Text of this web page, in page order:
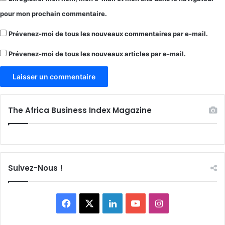
pour mon prochain commentaire.
Prévenez-moi de tous les nouveaux commentaires par e-mail.
Prévenez-moi de tous les nouveaux articles par e-mail.
The Africa Business Index Magazine
Suivez-Nous !
Facebook LinkedinYouTubeInstagram